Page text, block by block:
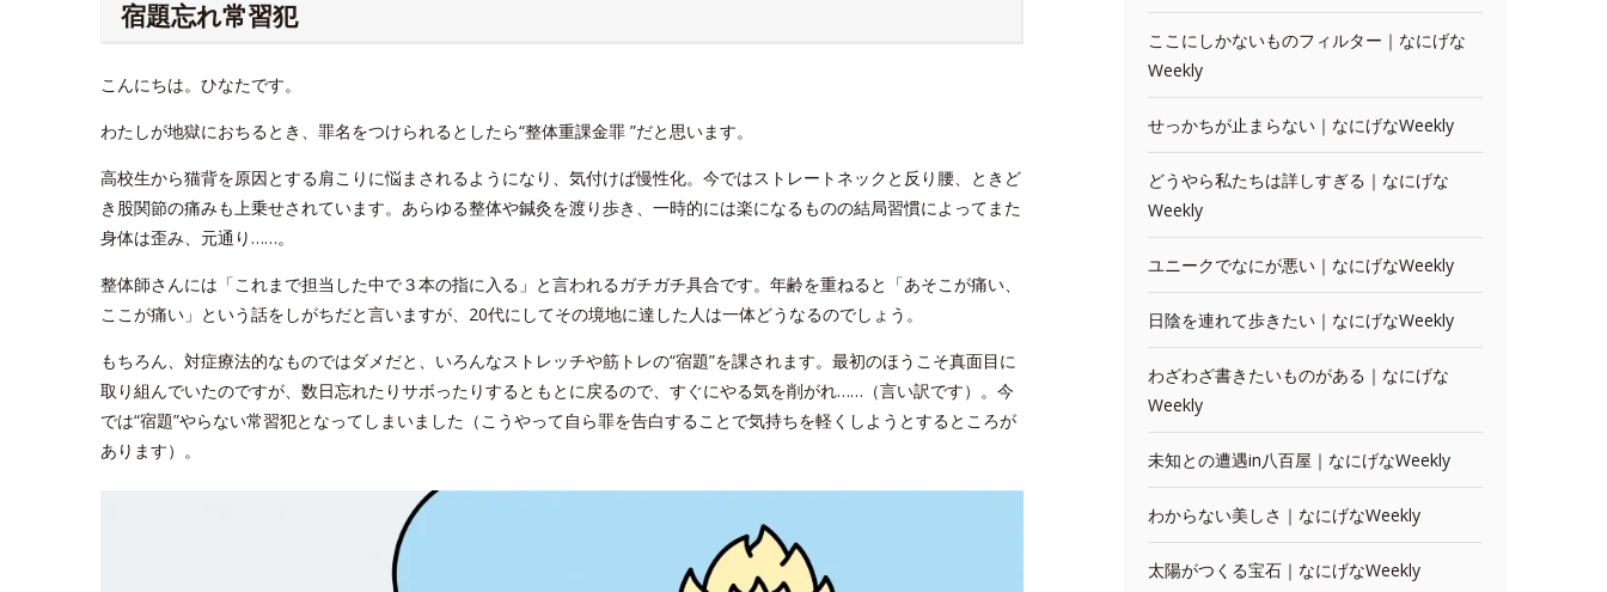
宿題忘れ常習犯
こんにちは。ひなたです。
わたしが地獄におちるとき、罪名をつけられるとしたら“整体重課金罪 ”だと思います。
高校生から猫背を原因とする肩こりに悩まされるようになり、気付けば慢性化。今ではストレートネックと反り腰、ときど
き股関節の痛みも上乗せされています。あらゆる整体や鍼灸を渡り歩き、一時的には楽になるものの結局習慣によってまた
身体は歪み、元通り……。
整体師さんには「これまで担当した中で３本の指に入る」と言われるガチガチ具合です。年齢を重ねると「あそこが痛い、
ここが痛い」という話をしがちだと言いますが、20代にしてその境地に達した人は一体どうなるのでしょう。
もちろん、対症療法的なものではダメだと、いろんなストレッチや筋トレの“宿題”を課されます。最初のほうこそ真面目に
取り組んでいたのですが、数日忘れたりサボったりするともとに戻るので、すぐにやる気を削がれ……（言い訳です）。今
では“宿題”やらない常習犯となってしまいました（こうやって自ら罪を告白することで気持ちを軽くしようとするところが
あります）。
ここにしかないものフィルター｜なにげな
Weekly
せっかちが止まらない｜なにげなWeekly
どうやら私たちは詳しすぎる｜なにげな
Weekly
ユニークでなにが悪い｜なにげなWeekly
日陰を連れて歩きたい｜なにげなWeekly
わざわざ書きたいものがある｜なにげな
Weekly
未知との遭遇in八百屋｜なにげなWeekly
わからない美しさ｜なにげなWeekly
太陽がつくる宝石｜なにげなWeekly